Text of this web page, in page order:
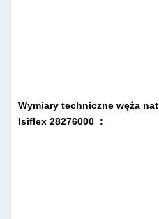
Wymiary techniczne węża
Isiflex 28276000 :